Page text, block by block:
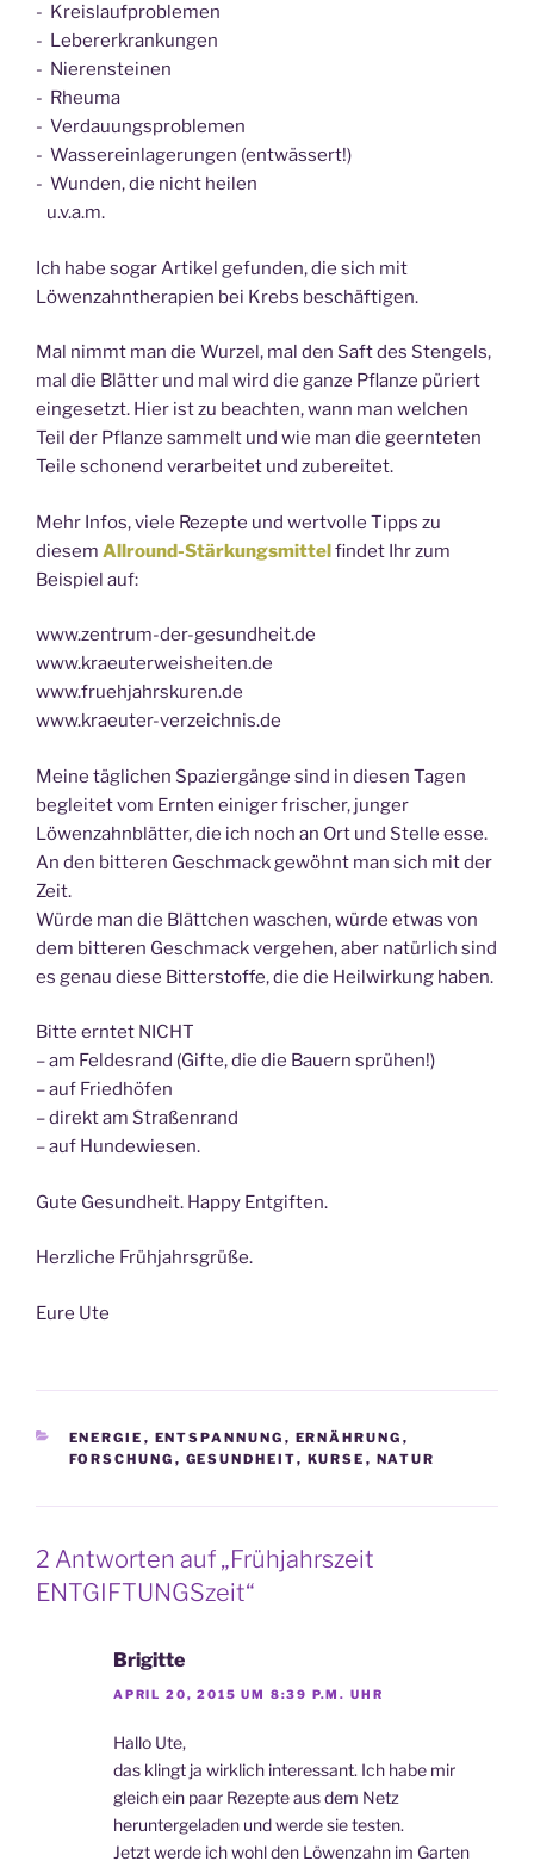
- Kreislaufproblemen
- Lebererkrankungen
- Nierensteinen
- Rheuma
- Verdauungsproblemen
- Wassereinlagerungen (entwässert!)
- Wunden, die nicht heilen
u.v.a.m.
Ich habe sogar Artikel gefunden, die sich mit
Löwenzahntherapien bei Krebs beschäftigen.
Mal nimmt man die Wurzel, mal den Saft des Stengels,
mal die Blätter und mal wird die ganze Pflanze püriert
eingesetzt. Hier ist zu beachten, wann man welchen
Teil der Pflanze sammelt und wie man die geernteten
Teile schonend verarbeitet und zubereitet.
Mehr Infos, viele Rezepte und wertvolle Tipps zu
diesem Allround-Stärkungsmittelfindet Ihr zum
Beispiel auf:
www.zentrum-der-gesundheit.de
www.kraeuterweisheiten.de
www.fruehjahrskuren.de
www.kraeuter-verzeichnis.de
Meine täglichen Spaziergänge sind in diesen Tagen
begleitet vom Ernten einiger frischer, junger
Löwenzahnblätter, die ich noch an Ort und Stelle esse.
An den bitteren Geschmack gewöhnt man sich mit der
Zeit.
Würde man die Blättchen waschen, würde etwas von
dem bitteren Geschmack vergehen, aber natürlich sind
es genau diese Bitterstoffe, die die Heilwirkung haben.
Bitte erntet NICHT
– am Feldesrand (Gifte, die die Bauern sprühen!)
– auf Friedhöfen
– direkt am Straßenrand
– auf Hundewiesen.
Gute Gesundheit. Happy Entgiften.
Herzliche Frühjahrsgrüße.
Eure Ute
KATEGORIEN
ENERGIE , ENTSPANNUNG , ERNÄHRUNG ,
FORSCHUNG , GESUNDHEIT, KURSE , NATUR
2 Antworten auf „Frühjahrszeit
ENTGIFTUNGSzeit“
Brigitte
APRIL 20, 2015 UM 8:39 P.M. UHR
Hallo Ute,
das klingt ja wirklich interessant. Ich habe mir
gleich ein paar Rezepte aus dem Netz
heruntergeladen und werde sie testen.
Jetzt werde ich wohl den Löwenzahn im Garten